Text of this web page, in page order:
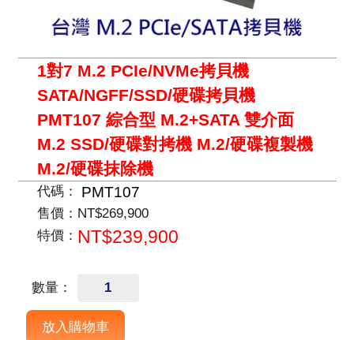
1對7 M.2 PCIe/NVMe拷貝機
SATA/NGFF/SSD/硬碟拷貝機
PMT107 綜合型 M.2+SATA 雙介面
M.2 SSD/硬碟對拷機 M.2/硬碟複製機
M.2/硬碟抹除機
代碼： PMT107
售價： NT$269,900
特價： NT$239,900
數量：